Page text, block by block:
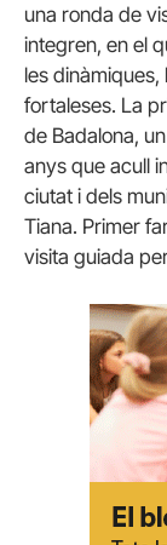
una ronda de
integren, en el
les dinàmiques,
fortaleses. La
de Badalona,
anys que acull
ciutat i dels
Tiana. Primer
visita guiada